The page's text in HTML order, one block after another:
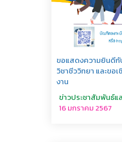
ขอแสดงความยินดี
วิชาชีววิทยา และขอ
งาน
ข่าวประชาสัมพันธ์แ
16 มกราคม 2567